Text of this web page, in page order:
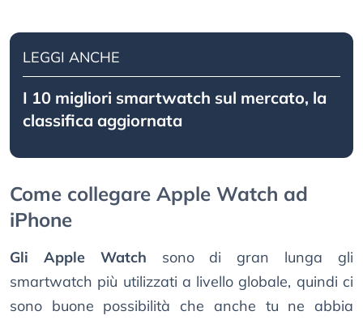
LEGGI ANCHE
I 10 migliori smartwatch sul mercato, la
classifica aggiornata
Come collegare Apple Watch ad
iPhone
Gli Apple Watch sono di gran lunga gli
smartwatch più utilizzati a livello globale, quindi ci
sono buone possibilità che anche tu ne abbia